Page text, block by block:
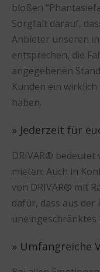
bloßen
Sorgfalt darauf,
Anbieter unseren
entsprechen, die
angegebenen
Kunden ein
haben.
» Jederzeit für
DRIVAR® bedeutet
mieten: Auch in
von DRIVAR® mit
dafür, dass aus der
uneingeschränktes
» Umfangreiche